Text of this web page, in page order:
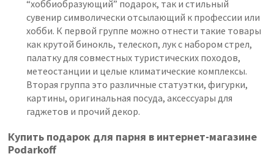
“хоббиобразующий” подарок, так и стильный
сувенир символически отсылающий к профессии или
хобби. К первой группе можно отнести такие товары
как крутой бинокль, телескоп, лук с набором стрел,
палатку для совместных туристических походов,
метеостанции и целые климатические комплексы.
Вторая группа это различные статуэтки, фигурки,
картины, оригинальная посуда, аксессуары для
гаджетов и прочий декор.
Купить подарок для парня в интернет-магазине
Podarkoff